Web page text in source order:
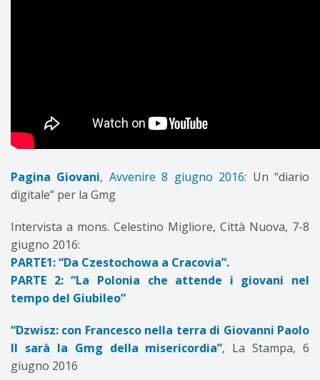
Pagina Giovani, Avvenire 8 giugno 2016: Un “diario
digitale” per la Gmg
Intervista a mons. Celestino Migliore, Città Nuova, 7-8
giugno 2016:
PARTE1: “Da Czestochowa a Cracovia”.
PARTE 2: “La Polonia che attende i giovani nel
tempo del Giubileo”
“Dzwisz: con Francesco nella terra di Giovanni Paolo
II sarà la Gmg della misericordia”, La Stampa, 6
giugno 2016